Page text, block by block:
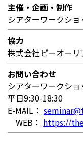
主催・企画・制作
シアターワークショ
協力
株式会社ピーオー
お問い合わせ
シアターワークシ
平日9:30-18:30
E-MAIL：
WEB： https://